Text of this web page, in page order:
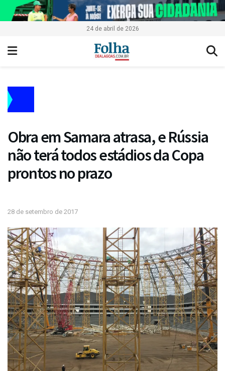
24 de abril de 2026
Obra em Samara atrasa, e Rússia
não terá todos estádios da Copa
prontos no prazo
28 de setembro de 2017